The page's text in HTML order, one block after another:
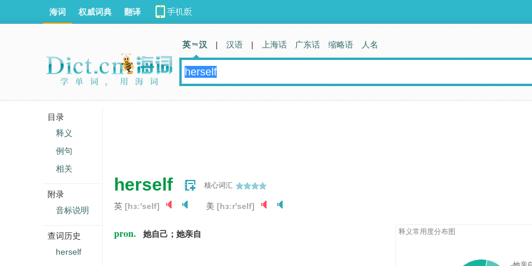
herself 核心词汇
英 [hɜː'self] 美 [hɜːr'self]
pron. 她自己；她亲自 释义常用度分布图
海词 权威词典 翻译
英 汉 | 汉语 | 上海话 广东话 缩略语 人名
目录
释义
例句
相关
附录
音标说明
查词历史
herself